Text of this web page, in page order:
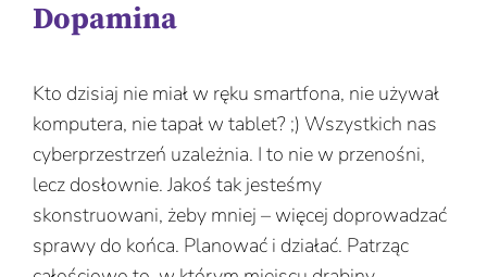
Dopamina
Kto dzisiaj nie miał w ręku smartfona, nie używał
komputera, nie tapał w tablet? ;) Wszystkich nas
cyberprzestrzeń uzależnia. I to nie w przenośni,
lecz dosłownie. Jakoś tak jesteśmy
skonstruowani, żeby mniej – więcej doprowadzać
sprawy do końca. Planować i działać. Patrząc